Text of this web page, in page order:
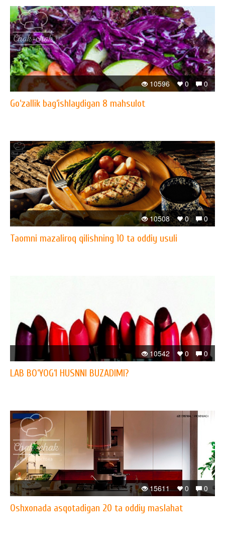
0
0
10596
Go‘zallik bag‘ishlaydigan 8 mahsulot
0
0
10508
Taomni mazaliroq qilishning 10 ta oddiy usuli
0
0
10542
LAB BO‘YOG‘I HUSNNI BUZADIMI?
0
0
15611
Oshxonada asqotadigan 20 ta oddiy maslahat